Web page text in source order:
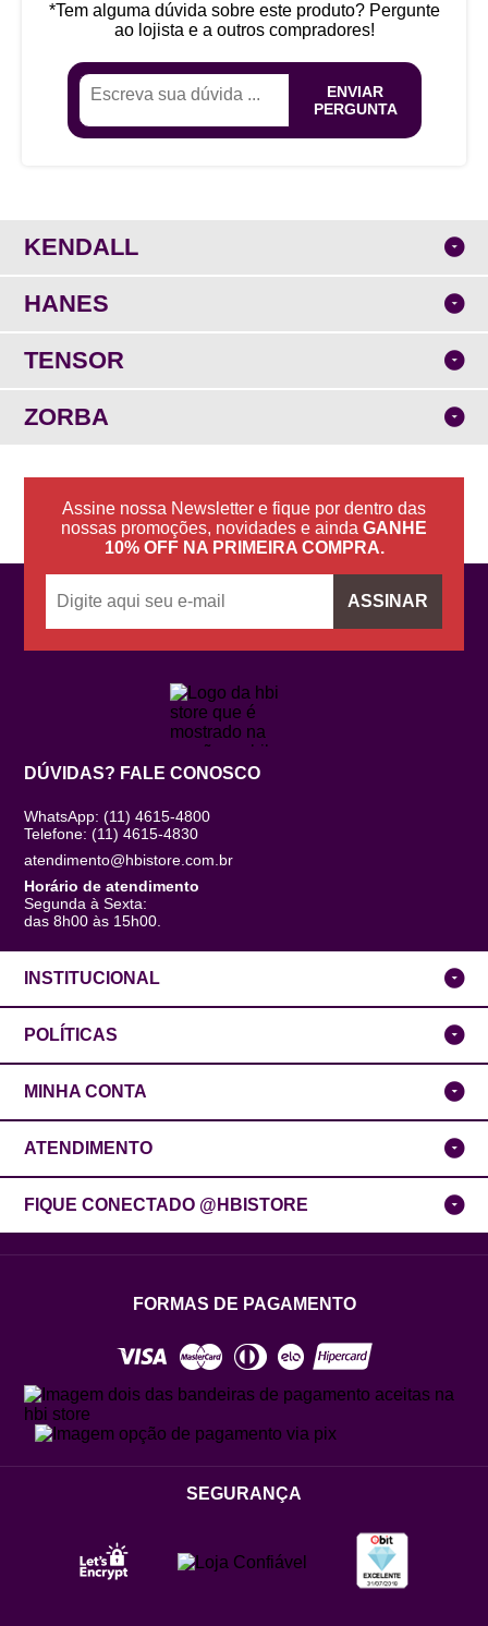
*Tem alguma dúvida sobre este produto? Pergunte
ao lojista e a outros compradores!
ENVIAR
PERGUNTA
KENDALL
HANES
TENSOR
ZORBA
Assine nossa Newsletter e fique por dentro das
nossas promoções, novidades e ainda GANHE
10% OFF NA PRIMEIRA COMPRA.
ASSINAR
DÚVIDAS? FALE CONOSCO
WhatsApp: (11) 4615-4800
Telefone: (11) 4615-4830
atendimento@hbistore.com.br
Horário de atendimento
Segunda à Sexta:
das 8h00 às 15h00.
INSTITUCIONAL
POLÍTICAS
MINHA CONTA
ATENDIMENTO
FIQUE CONECTADO @HBISTORE
FORMAS DE PAGAMENTO
SEGURANÇA